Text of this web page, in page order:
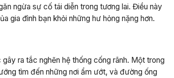
ngừa sự cố tái diễn trong tương lai. Điều này
gia đình bạn khỏi những hư hỏng nặng hơn.
ra tắc nghẽn hệ thống cống rãnh. Một trong
tìm đến những nơi ẩm ướt, và đường ống